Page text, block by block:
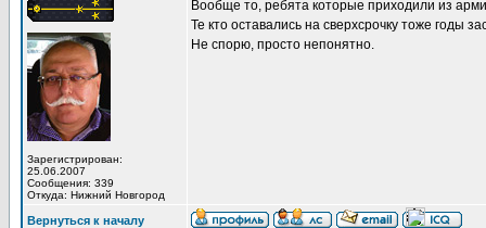
Зарегистрирован:
25.06.2007
Сообщения: 339
Откуда: Нижний Новгород
Вообще то, ребята которые приходили из
Те кто оставались на сверхсрочку тоже годы
Не спорю, просто непонятно.
Вернуться к началу